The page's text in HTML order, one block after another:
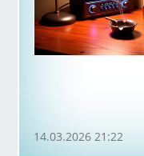
14.03.2026 21:22